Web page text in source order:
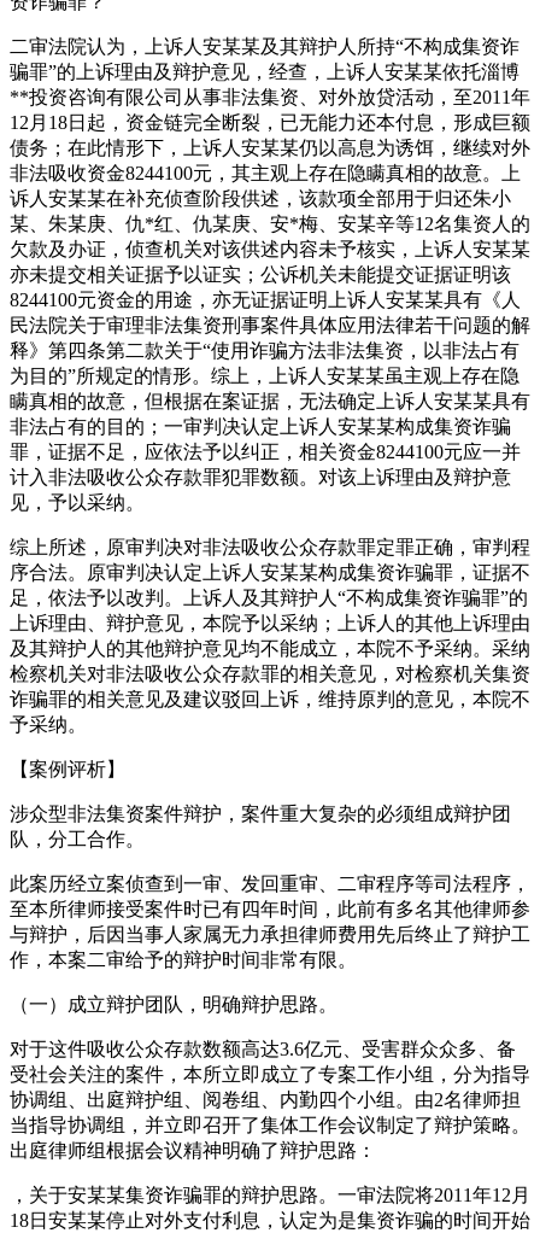
二审法院认为，上诉人安某某及其辩护人所持“不构成集资诈
骗罪”的上诉理由及辩护意见，经查，上诉人安某某依托淄博
**投资咨询有限公司从事非法集资、对外放贷活动，至2011年
12月18日起，资金链完全断裂，已无能力还本付息，形成巨额
债务；在此情形下，上诉人安某某仍以高息为诱饵，继续对外
非法吸收资金8244100元，其主观上存在隐瞒真相的故意。上
诉人安某某在补充侦查阶段供述，该款项全部用于归还朱小
某、朱某庚、仇*红、仇某庚、安*梅、安某辛等12名集资人的
欠款及办证，侦查机关对该供述内容未予核实，上诉人安某某
亦未提交相关证据予以证实；公诉机关未能提交证据证明该
8244100元资金的用途，亦无证据证明上诉人安某某具有《人
民法院关于审理非法集资刑事案件具体应用法律若干问题的解
释》第四条第二款关于“使用诈骗方法非法集资，以非法占有
为目的”所规定的情形。综上，上诉人安某某虽主观上存在隐
瞒真相的故意，但根据在案证据，无法确定上诉人安某某具有
非法占有的目的；一审判决认定上诉人安某某构成集资诈骗
罪，证据不足，应依法予以纠正，相关资金8244100元应一并
计入非法吸收公众存款罪犯罪数额。对该上诉理由及辩护意
见，予以采纳。
综上所述，原审判决对非法吸收公众存款罪定罪正确，审判程
序合法。原审判决认定上诉人安某某构成集资诈骗罪，证据不
足，依法予以改判。上诉人及其辩护人“不构成集资诈骗罪”的
上诉理由、辩护意见，本院予以采纳；上诉人的其他上诉理由
及其辩护人的其他辩护意见均不能成立，本院不予采纳。采纳
检察机关对非法吸收公众存款罪的相关意见，对检察机关集资
诈骗罪的相关意见及建议驳回上诉，维持原判的意见，本院不
予采纳。
【案例评析】
涉众型非法集资案件辩护，案件重大复杂的必须组成辩护团
队，分工合作。
此案历经立案侦查到一审、发回重审、二审程序等司法程序，
至本所律师接受案件时已有四年时间，此前有多名其他律师参
与辩护，后因当事人家属无力承担律师费用先后终止了辩护工
作，本案二审给予的辩护时间非常有限。
（一）成立辩护团队，明确辩护思路。
对于这件吸收公众存款数额高达3.6亿元、受害群众众多、备
受社会关注的案件，本所立即成立了专案工作小组，分为指导
协调组、出庭辩护组、阅卷组、内勤四个小组。由2名律师担
当指导协调组，并立即召开了集体工作会议制定了辩护策略。
出庭律师组根据会议精神明确了辩护思路：
，关于安某某集资诈骗罪的辩护思路。一审法院将2011年12月
18日安某某停止对外支付利息，认定为是集资诈骗的时间开始